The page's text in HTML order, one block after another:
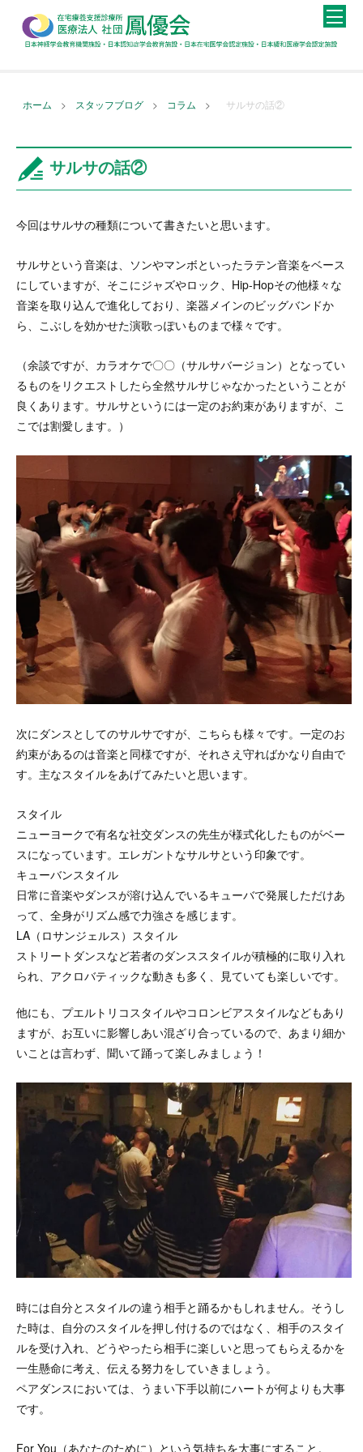
ホーム > スタッフブログ > コラム > サルサの話②
サルサの話②
今回はサルサの種類について書きたいと思います。
サルサという音楽は、ソンやマンボといったラテン音楽をベース
にしていますが、そこにジャズやロック、Hip-Hopその他様々な
音楽を取り込んで進化しており、楽器メインのビッグバンドか
ら、こぶしを効かせた演歌っぽいものまで様々です。
（余談ですが、カラオケで〇〇（サルサバージョン）となってい
るものをリクエストしたら全然サルサじゃなかったということが
良くあります。サルサというには一定のお約束がありますが、こ
こでは割愛します。）
次にダンスとしてのサルサですが、こちらも様々です。一定のお
約束があるのは音楽と同様ですが、それさえ守ればかなり自由で
す。主なスタイルをあげてみたいと思います。
スタイル
ニューヨークで有名な社交ダンスの先生が様式化したものがベー
スになっています。エレガントなサルサという印象です。
キューバンスタイル
日常に音楽やダンスが溶け込んでいるキューバで発展しただけあ
って、全身がリズム感で力強さを感じます。
LA（ロサンジェルス）スタイル
ストリートダンスなど若者のダンススタイルが積極的に取り入れ
られ、アクロバティックな動きも多く、見ていても楽しいです。
他にも、プエルトリコスタイルやコロンビアスタイルなどもあり
ますが、お互いに影響しあい混ざり合っているので、あまり細か
いことは言わず、聞いて踊って楽しみましょう！
時には自分とスタイルの違う相手と踊るかもしれません。そうし
た時は、自分のスタイルを押し付けるのではなく、相手のスタイ
ルを受け入れ、どうやったら相手に楽しいと思ってもらえるかを
一生懸命に考え、伝える努力をしていきましょう。
ペアダンスにおいては、うまい下手以前にハートが何よりも大事
です。
For You（あなたのために）という気持ちを大事にすること。